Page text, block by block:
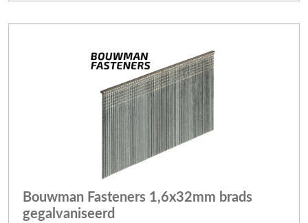
Bouwman Fasteners 1,6x32mm brads
gegalvaniseerd